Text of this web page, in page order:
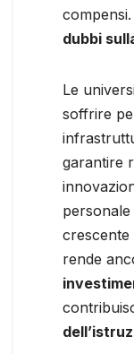
dubbi
Le
soffrire
garantire
crescente
rende